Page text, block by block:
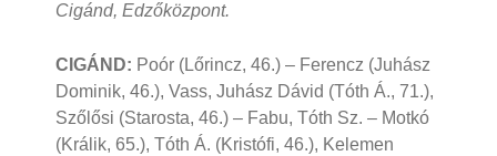
Cigánd, Edzőközpont.
CIGÁND: Poór (Lőrincz, 46.) – Ferencz (Juhász
Dominik, 46.), Vass, Juhász Dávid (Tóth Á., 71.),
Szőlősi (Starosta, 46.) – Fabu, Tóth Sz. – Motkó
(Králik, 65.), Tóth Á. (Kristófi, 46.), Kelemen